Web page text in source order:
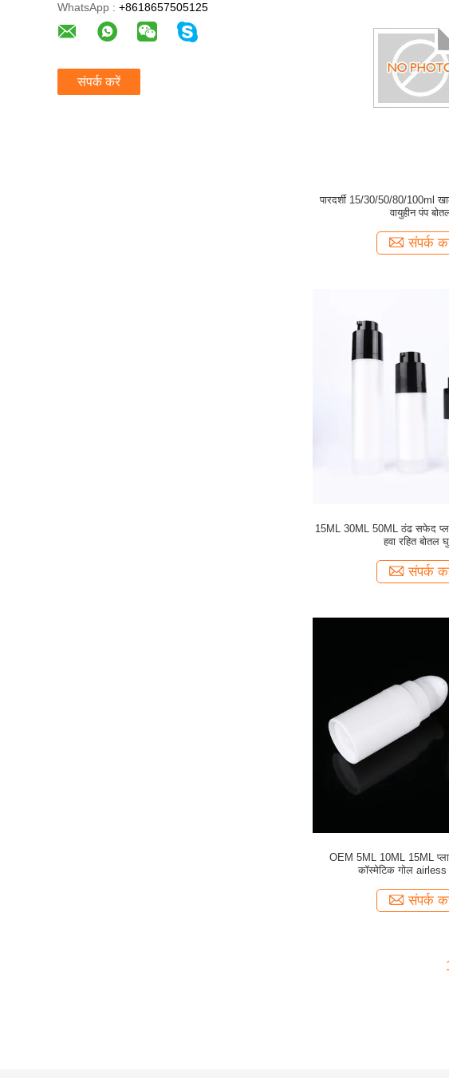
WhatsApp : +8618657505125
संपर्क करें
पारदर्शी 15/30/50/80/100ml
वायुहीन पंप
संपर्क
15ML 30ML 50ML ठंढ सफेद
हवा रहित बोतल
संपर्क
OEM 5ML 10ML 15ML
कॉस्मेटिक गोल airless
संपर्क